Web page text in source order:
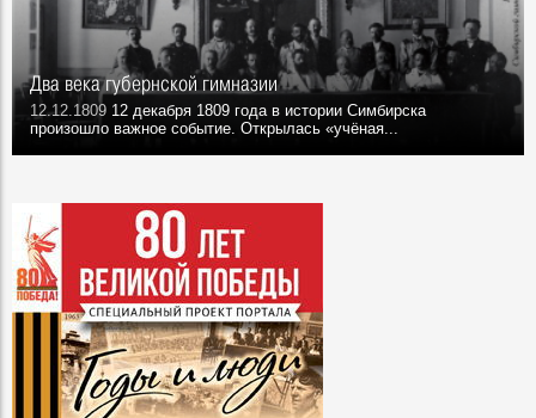
Два века губернской гимназии
12.12.1809 12 декабря 1809 года в истории Симбирска
произошло важное событие. Открылась «учёная...